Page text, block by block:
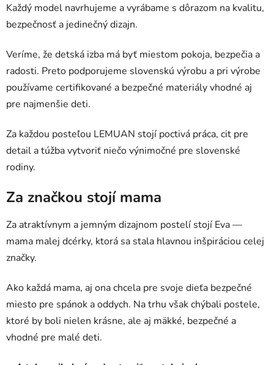
Každý model navrhujeme a vyrábame s dôrazom na kvalitu,
bezpečnosť a jedinečný dizajn.
Veríme, že detská izba má byť miestom pokoja, bezpečia a
radosti. Preto podporujeme slovenskú výrobu a pri výrobe
používame certifikované a bezpečné materiály vhodné aj
pre najmenšie deti.
Za každou posteľou LEMUAN stojí poctivá práca, cit pre
detail a túžba vytvoriť niečo výnimočné pre slovenské
rodiny.
Za značkou stojí mama
Za atraktívnym a jemným dizajnom postelí stojí Eva —
mama malej dcérky, ktorá sa stala hlavnou inšpiráciou celej
značky.
Ako každá mama, aj ona chcela pre svoje dieťa bezpečné
miesto pre spánok a oddych. Na trhu však chýbali postele,
ktoré by boli nielen krásne, ale aj mäkké, bezpečné a
vhodné pre malé deti.